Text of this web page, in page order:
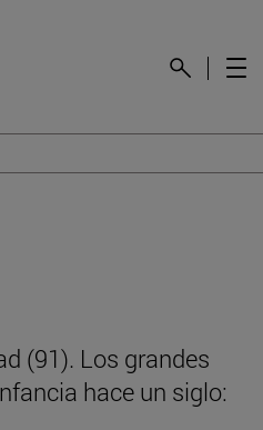
(91). Los grandes
hace un siglo: